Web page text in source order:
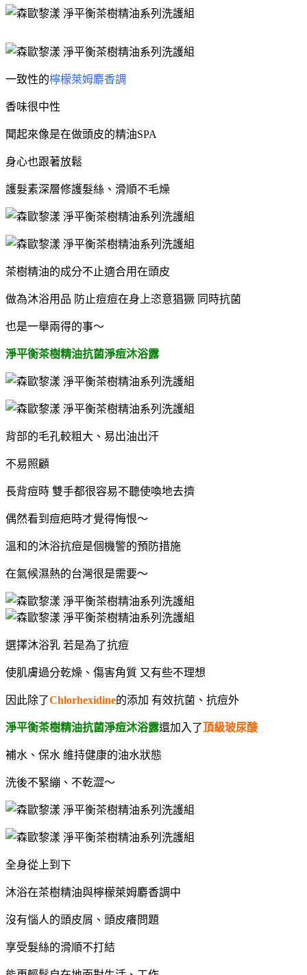
一致性的檸檬萊姆麝香調
香味很中性
聞起來像是在做頭皮的精油SPA
身心也跟著放鬆
護髮素深層修護髮絲、滑順不毛燥
茶樹精油的成分不止適合用在頭皮
做為沐浴用品 防止痘痘在身上恣意猖獗 同時抗菌
也是一舉兩得的事～
淨平衡茶樹精油抗菌淨痘沐浴露
背部的毛孔較粗大、易出油出汗
不易照顧
長背痘時 雙手都很容易不聽使喚地去擠
偶然看到痘疤時才覺得悔恨～
溫和的沐浴抗痘是個機警的預防措施
在氣候濕熱的台灣很是需要～
選擇沐浴乳 若是為了抗痘
使肌膚過分乾燥、傷害角質 又有些不理想
因此除了Chlorhexidine的添加 有效抗菌、抗痘外
淨平衡茶樹精油抗菌淨痘沐浴露還加入了頂級玻尿酸
補水、保水 維持健康的油水狀態
洗後不緊繃、不乾澀～
全身從上到下
沐浴在茶樹精油與檸檬萊姆麝香調中
沒有惱人的頭皮屑、頭皮癢問題
享受髮絲的滑順不打結